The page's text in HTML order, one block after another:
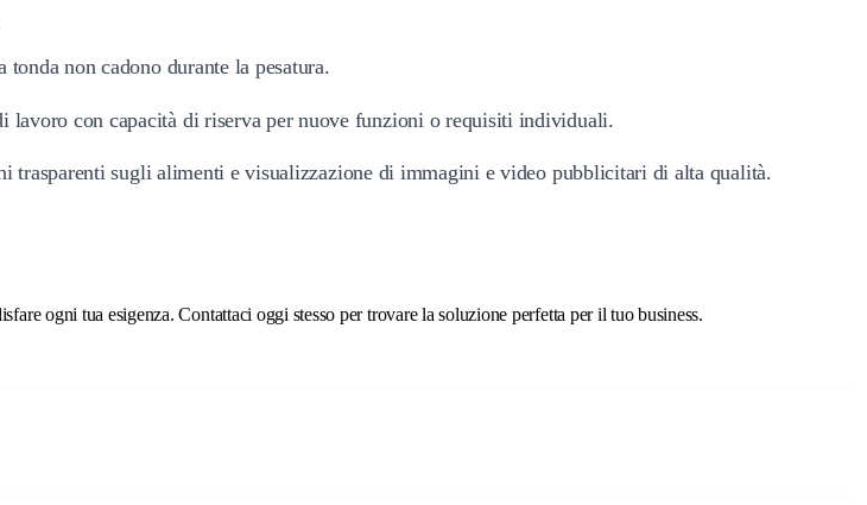
non cadono durante la pesatura.
lavoro con capacità di riserva per nuove funzioni o requisiti individuali.
trasparenti sugli alimenti e visualizzazione di immagini e video pubblicitari di alta qualità.
ogni tua esigenza. Contattaci oggi stesso per trovare la soluzione perfetta per il tuo business.